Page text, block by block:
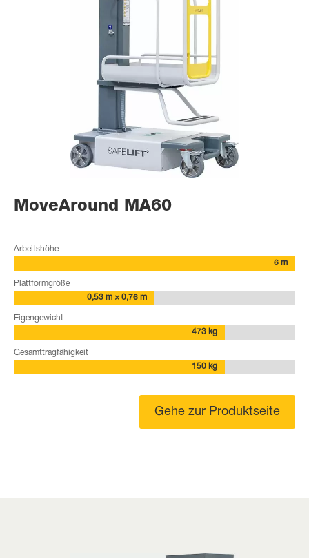
MoveAround MA60
Arbeitshöhe
6 m
Plattformgröße
0,53 m × 0,76 m
Eigengewicht
473 kg
Gesamttragfähigkeit
150 kg
Gehe zur Produktseite